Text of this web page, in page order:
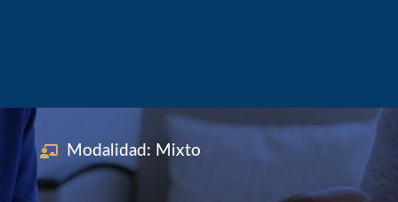
Modalidad : Mixto